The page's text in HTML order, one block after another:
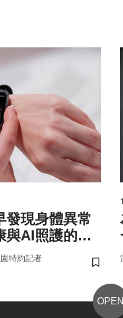
發現身體異常
與AI照護的未
特約記者
儲存書
OPEN